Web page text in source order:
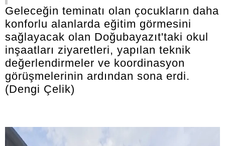
Geleceğin teminatı olan çocukların daha
konforlu alanlarda eğitim görmesini
sağlayacak olan Doğubayazıt'taki okul
inşaatları ziyaretleri, yapılan teknik
değerlendirmeler ve koordinasyon
görüşmelerinin ardından sona erdi.
(Dengi Çelik)